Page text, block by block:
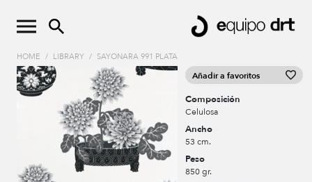
HOME / LIBRARY / SAYONARA 991 PLATA
Añadir a favoritos
Composición
Celulosa
Ancho
53 cm.
Peso
850 gr.